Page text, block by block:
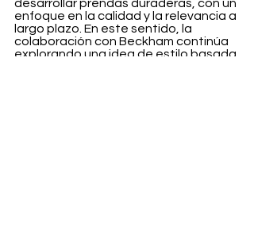
desarrollar prendas duraderas, con un
enfoque en la calidad y la relevancia a
largo plazo. En este sentido, la
colaboración con Beckham continúa
explorando una idea de estilo basada